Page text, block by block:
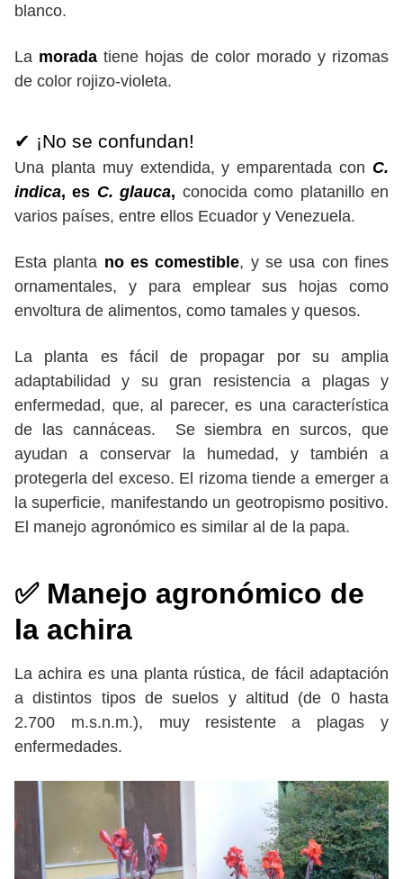
blanco.
La moradatiene hojas de color morado y rizomas
de color rojizo-violeta.
✔ ¡No se confundan!
Una planta muy extendida, y emparentada con C.
indica, es C. glauca, conocida como platanillo en
varios países, entre ellos Ecuador y Venezuela.
Esta planta no es comestible, y se usa con fines
ornamentales, y para emplear sus hojas como
envoltura de alimentos, como tamales y quesos.
La planta es fácil de propagar por su amplia
adaptabilidad y su gran resistencia a plagas y
enfermedad, que, al parecer, es una característica
de las cannáceas. Se siembra en surcos, que
ayudan a conservar la humedad, y también a
protegerla del exceso. El rizoma tiende a emerger a
la superficie, manifestando un geotropismo positivo.
El manejo agronómico es similar al de la papa.
✅ Manejo agronómico de
la achira
La achira es una planta rústica, de fácil adaptación
a distintos tipos de suelos y altitud (de 0 hasta
2.700 m.s.n.m.), muy resistente a plagas y
enfermedades.